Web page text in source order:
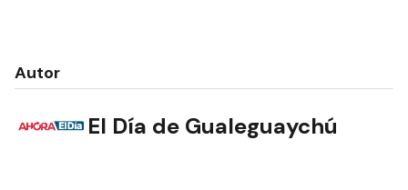
Autor
El Día de Gualeguaychú